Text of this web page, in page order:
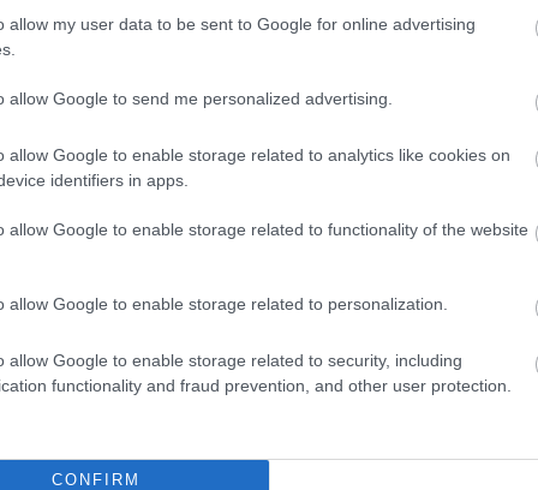
allow my user data to be sent to Google for online advertising
allow Google to send me personalized advertising.
allow Google to enable storage related to analytics like cookies on
identifiers in apps.
allow Google to enable storage related to functionality of the website
allow Google to enable storage related to personalization.
allow Google to enable storage related to security, including
functionality and fraud prevention, and other user protection.
CONFIRM
)
elsajátítása, segíthetnek az egyéneknek
személyiségfejlesztés segít az egyéneknek
abban, hogy optimistábbak legyenek, jobban
életükhöz, ami javítja általános
5. Személyes és szakmai siker: Az önbizalom
készségek és a hatékonyabb
problémamegoldó képességek hozzájárulnak
Hogyan kezdjünk hozzá a